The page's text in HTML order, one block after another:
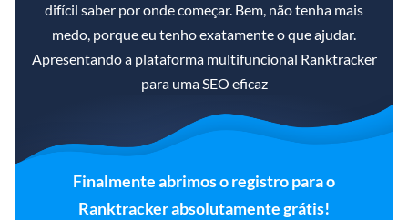
difícil saber por onde começar. Bem, não tenha mais
medo, porque eu tenho exatamente o que ajudar.
Apresentando a plataforma multifuncional Ranktracker
para uma SEO eficaz
Finalmente abrimos o registro para o
Ranktracker absolutamente grátis!